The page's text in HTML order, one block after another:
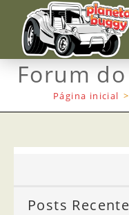
Forum
Página inicial >
Posts